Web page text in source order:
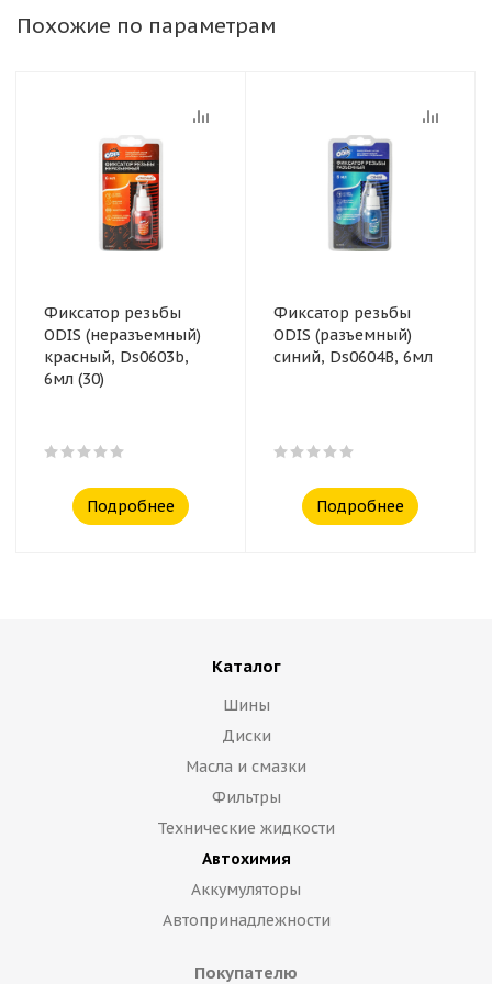
Похожие по параметрам
Фиксатор резьбы
ODIS (неразъемный)
красный, Ds0603b,
6мл (30)
Подробнее
Фиксатор резьбы
ODIS (разъемный)
синий, Ds0604B, 6мл
Подробнее
Каталог
Шины
Диски
Масла и смазки
Фильтры
Технические жидкости
Автохимия
Аккумуляторы
Автопринадлежности
Покупателю